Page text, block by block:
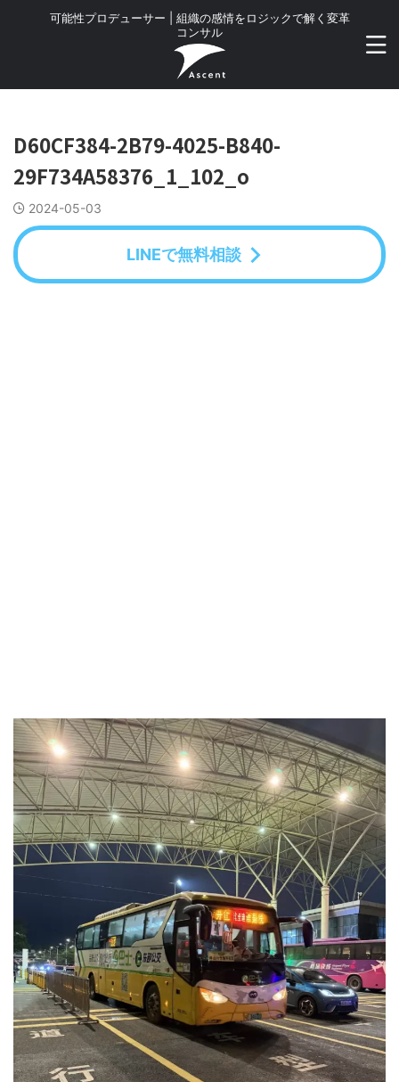
可能性プロデューサー | 組織の感情をロジックで解く変革
コンサル
D60CF384-2B79-4025-B840-
29F734A58376_1_102_o
2024-05-03
LINEで無料相談